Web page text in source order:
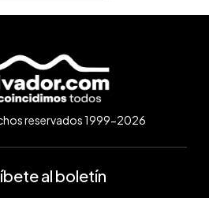
reservados 1999-2026
al boletín